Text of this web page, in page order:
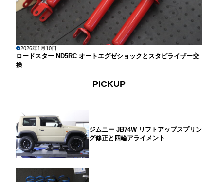
2026年1月10日
ロードスター ND5RC オートエグゼショックとスタビライザー交
換
PICKUP
ジムニー JB74W リフトアップスプリン
グ修正と四輪アライメント